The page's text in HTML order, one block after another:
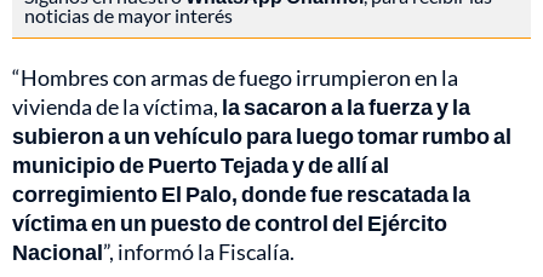
noticias de mayor interés
“Hombres con armas de fuego irrumpieron en la
vivienda de la víctima, la sacaron a la fuerza y la
subieron a un vehículo para luego tomar rumbo al
municipio de Puerto Tejada y de allí al
corregimiento El Palo, donde fue rescatada la
víctima en un puesto de control del Ejército
Nacional”, informó la Fiscalía.